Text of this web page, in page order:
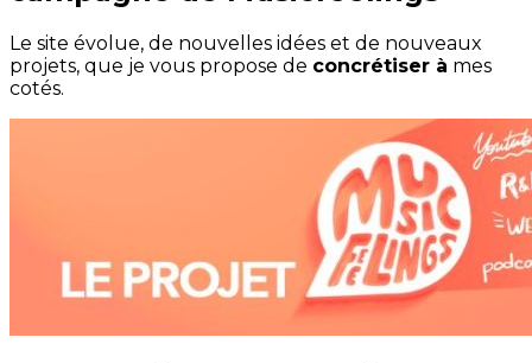
Le site évolue, de nouvelles idées et de nouveaux
projets, que je vous propose de concrétiser à mes
cotés.